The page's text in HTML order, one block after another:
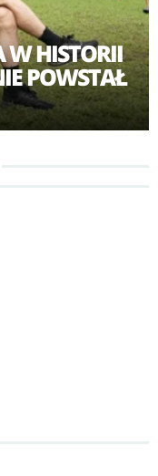
W HISTORII
POWSTAŁ